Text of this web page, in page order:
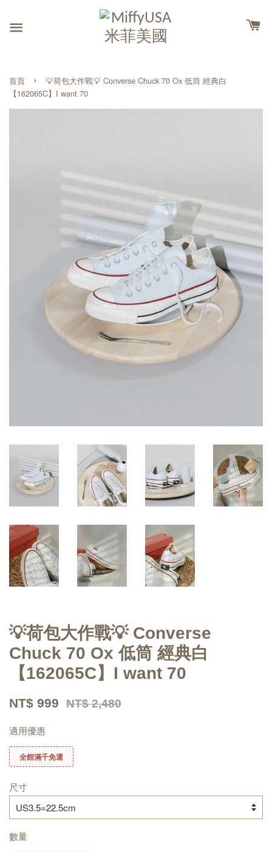
首頁 ›
💡荷包大作戰💡 Converse Chuck 70 Ox 低筒 經典白
【162065C】I want 70
💡荷包大作戰💡 Converse
Chuck 70 Ox 低筒 經典白
【162065C】I want 70
NT$ 999 NT$ 2,480
適用優惠
全館滿千免運
尺寸
數量